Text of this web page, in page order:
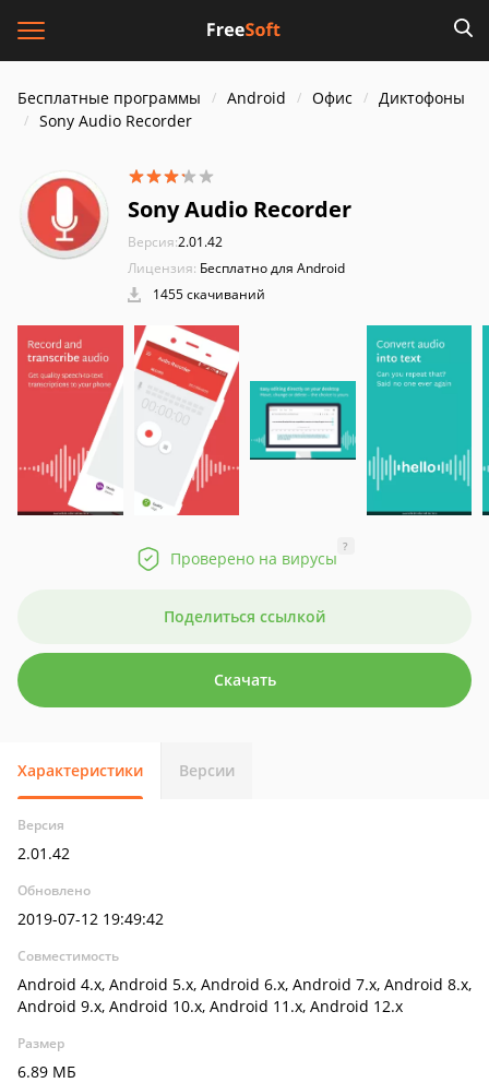
Бесплатные программы Android Офис
Диктофоны
Sony Audio Recorder
Sony Audio Recorder
Версия:2.01.42
Лицензия: Бесплатно для Android
1455 скачиваний
Проверено на вирусы
?
Поделиться ссылкой
Скачать
Характеристики Версии
Версия
2.01.42
Обновлено
2019-07-12 19:49:42
Совместимость
Android 4.x, Android 5.x, Android 6.x, Android 7.x, Android 8.x,
Android 9.x, Android 10.x, Android 11.x, Android 12.x
Размер
6.89 МБ